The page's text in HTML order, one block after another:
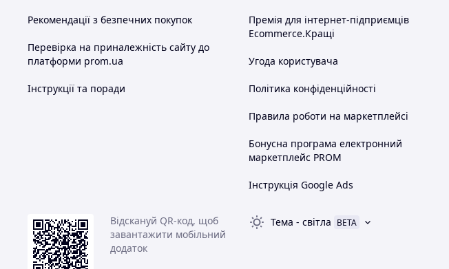
Рекомендації з безпечних покупок
Перевірка на приналежність сайту до
платформи prom.ua
Інструкції та поради
Премія для інтернет-підприємців
Ecommerce.Кращі
Угода користувача
Політика конфіденційності
Правила роботи на маркетплейсі
Бонусна програма електронний
маркетплейс PROM
Інструкція Google Ads
Відскануй QR-код, щоб
завантажити мобільний
додаток
Тема - світла BETA